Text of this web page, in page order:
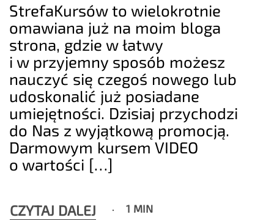
StrefaKursów to wielokrotnie
omawiana już na moim bloga
strona, gdzie w łatwy
i w przyjemny sposób możesz
nauczyć się czegoś nowego lub
udoskonalić już posiadane
umiejętności. Dzisiaj przychodzi
do Nas z wyjątkową promocją.
Darmowym kursem VIDEO
o wartości […]
CZYTAJ DALEJ 1 MIN